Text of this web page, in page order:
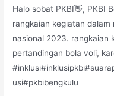
TAHUN
2023
DI
LPKA
KLAS
II
Halo sobat PKBI👋, PKBI
rangkaian kegiatan
nasional 2023. rangkaian
pertandingan bola voli,
usi#pkbibengkulu